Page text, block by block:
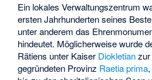
Ein lokales Verwaltungszentrum
ersten Jahrhunderten seines
unter anderem das
hindeutet. Möglicherweise wurde
Rätiens unter Kaiser Diokletian
gegründeten Provinz Raetia prima